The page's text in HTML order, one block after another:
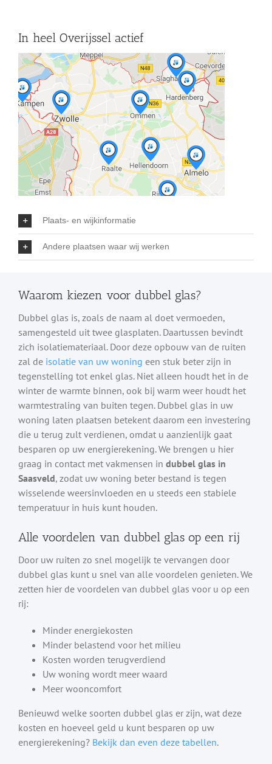
In heel Overijssel actief
Plaats- en wijkinformatie
Andere plaatsen waar wij werken
Waarom kiezen voor dubbel glas?
Dubbel glas is, zoals de naam al doet vermoeden,
samengesteld uit twee glasplaten. Daartussen bevindt
zich isolatiemateriaal. Door deze opbouw van de ruiten
zal de isolatie van uw woning een stuk beter zijn in
tegenstelling tot enkel glas. Niet alleen houdt het in de
winter de warmte binnen, ook bij warm weer houdt het
warmtestraling van buiten tegen. Dubbel glas in uw
woning laten plaatsen betekent daarom een investering
die u terug zult verdienen, omdat u aanzienlijk gaat
besparen op uw energierekening. We brengen u hier
graag in contact met vakmensen in dubbel glas in
Saasveld, zodat uw woning beter bestand is tegen
wisselende weersinvloeden en u steeds een stabiele
temperatuur in huis kunt houden.
Alle voordelen van dubbel glas op een rij
Door uw ruiten zo snel mogelijk te vervangen door
dubbel glas kunt u snel van alle voordelen genieten. We
zetten hier de voordelen van dubbel glas voor u op een
rij:
Minder energiekosten
Minder belastend voor het milieu
Kosten worden terugverdiend
Uw woning wordt meer waard
Meer wooncomfort
Benieuwd welke soorten dubbel glas er zijn, wat deze
kosten en hoeveel geld u kunt besparen op uw
energierekening? Bekijk dan even deze tabellen.